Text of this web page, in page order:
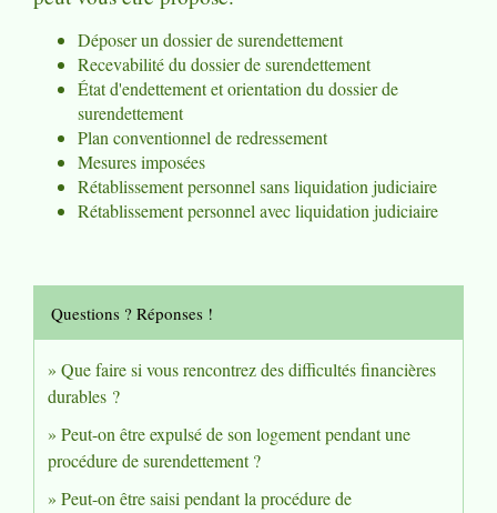
Déposer un dossier de surendettement
Recevabilité du dossier de surendettement
État d'endettement et orientation du dossier de
surendettement
Plan conventionnel de redressement
Mesures imposées
Rétablissement personnel sans liquidation judiciaire
Rétablissement personnel avec liquidation judiciaire
Questions ? Réponses !
Que faire si vous rencontrez des difficultés financières
durables ?
Peut-on être expulsé de son logement pendant une
procédure de surendettement ?
Peut-on être saisi pendant la procédure de